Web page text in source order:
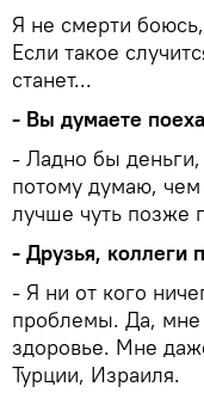
Я не смерти
Если такое
станет...
- Вы думаете
- Ладно бы
потому думаю, чем
лучше чуть позже
- Друзья, коллеги
- Я ни от кого
проблемы. Да, мне
здоровье. Мне
Турции, Израиля.